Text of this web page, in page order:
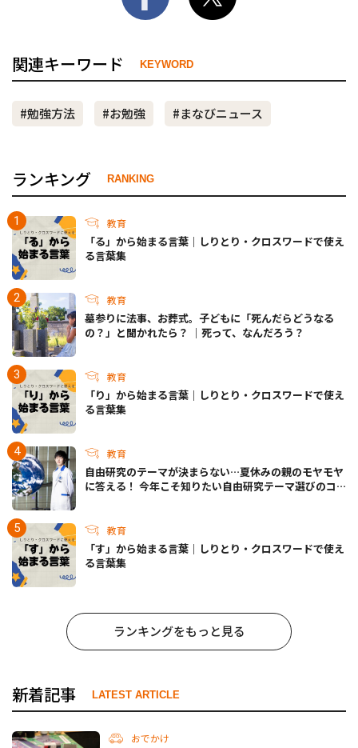
関連キーワード KEYWORD
#勉強方法 #お勉強 #まなびニュース
ランキング RANKING
教育
「る」から始まる言葉｜しりとり・クロスワードで使え
る言葉集
教育
墓参りに法事、お葬式。子どもに「死んだらどうなる
の？」と聞かれたら？ ｜死って、なんだろう？
教育
「り」から始まる言葉｜しりとり・クロスワードで使え
る言葉集
教育
自由研究のテーマが決まらない…夏休みの親のモヤモヤ
に答える！ 今年こそ知りたい自由研究テーマ選びのコ
教育
「す」から始まる言葉｜しりとり・クロスワードで使え
る言葉集
ランキングをもっと見る
新着記事 LATEST ARTICLE
おでかけ